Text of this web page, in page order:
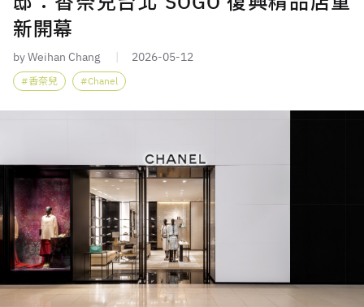
新開幕
by Weihan Chang 2026-05-12
香奈兒 Chanel